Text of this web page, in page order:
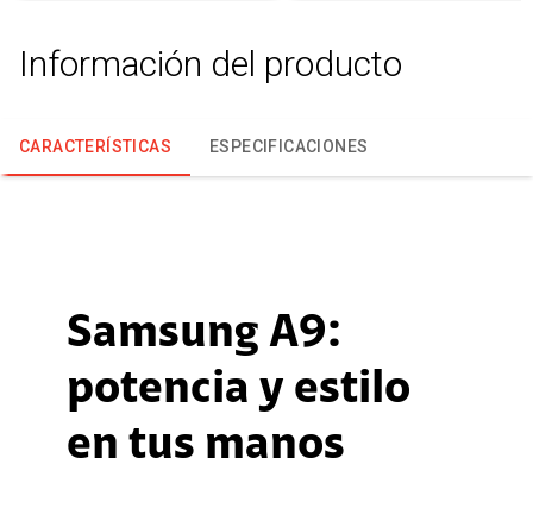
Información del producto
CARACTERÍSTICAS ESPECIFICACIONES
Samsung A9:
potencia y estilo
en tus manos